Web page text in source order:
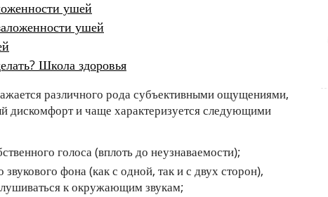
ушей
ушей
Школа здоровья
различного рода субъективными ощущениями,
дискомфорт и чаще характеризуется следующими
голоса (вплоть до неузнаваемости);
фона (как с одной, так и с двух сторон),
к окружающим звукам;